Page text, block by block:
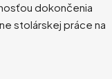
dokončenia
stolárskej práce na